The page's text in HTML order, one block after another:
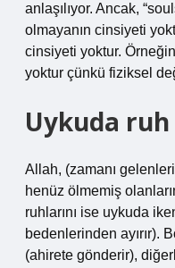
anlaşılıyor. Ancak,
olmayanın cinsiyeti
cinsiyeti yoktur.
yoktur çünkü fiziksel
Uykuda
Allah, (zamanı
henüz ölmemiş
ruhlarını ise uykuda
bedenlerinden ayırır).
(ahirete gönderir),